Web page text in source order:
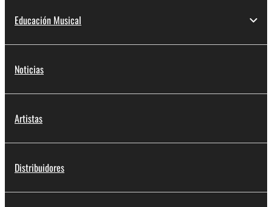
Educación Musical
Noticias
Artistas
Distribuidores